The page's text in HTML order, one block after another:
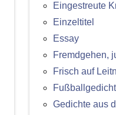
Eingestreute
Einzeltitel
Essay
Fremdgehen,
Frisch auf
Gedichte aus